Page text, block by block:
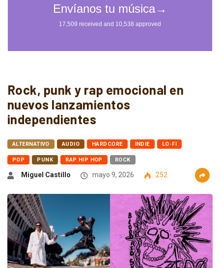
Rock, punk y rap emocional en
nuevos lanzamientos
independientes
ALTERNATIVO AUDIO HARDCORE INDIE LO-FI
POP PUNK RAP HIP HOP ROCK
Miguel Castillo mayo 9, 2026 252